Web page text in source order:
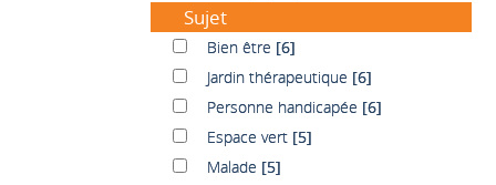
Sujet
Bien êtreBien être [6]
Jardin thérapeutique
Jardin thérapeutique [6]
Personne handicapée
Personne handicapée [6]
Espace vert
Espace vert [5]
MaladeMalade [5]